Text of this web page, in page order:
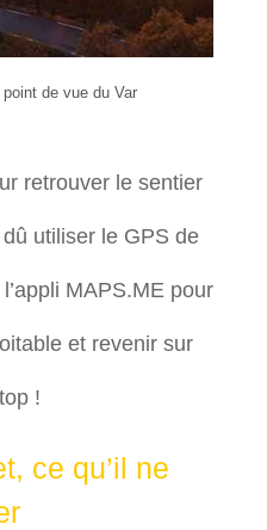
de vue du Var
retrouver le sentier
utiliser le GPS de
MAPS.ME pour
et revenir sur
!
ce qu’il ne